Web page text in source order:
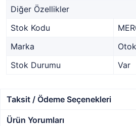
Diğer Özellikler
Stok Kodu
Marka
Stok Durumu
Var
Taksit / Ödeme Seçenekleri
Ürün Yorumları